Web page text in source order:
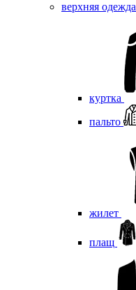
верхняя одежда
куртка
пальто
жилет
плащ